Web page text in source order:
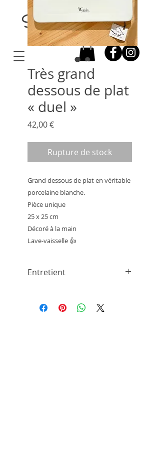
Stelle Illustration
Très grand
dessous de plat
« duel »
42,00 €Prix
Rupture de stock
Grand dessous de plat en véritable
porcelaine blanche.
Pièce unique
25 x 25 cm
Décoré à la main
Lave-vaisselle 👍
Entretient
très haute température pour
une utilisation quotidienne.